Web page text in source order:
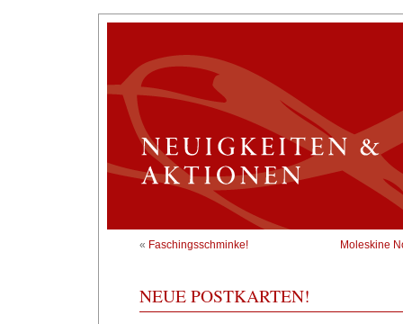
« Faschingsschminke! Moleskine
NEUE POSTKARTEN!